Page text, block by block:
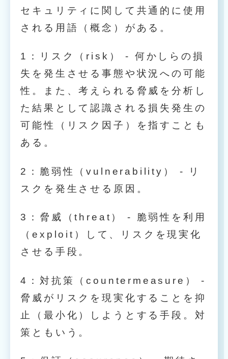
セキュリティに関して共通的に使用
される用語（概念）がある。
1：リスク（risk） - 何かしらの損
失を発生させる事態や状況への可能
性。また、考えられる脅威を分析し
た結果として認識される損失発生の
可能性（リスク因子）を指すことも
ある。
2：脆弱性（vulnerability） - リ
スクを発生させる原因。
3：脅威（threat） - 脆弱性を利用
（exploit）して、リスクを現実化
させる手段。
4：対抗策（countermeasure） -
脅威がリスクを現実化することを抑
止（最小化）しようとする手段。対
策ともいう。